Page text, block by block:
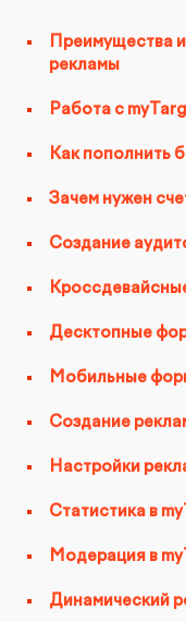
Интеграция и
Настройка
Преимущества
рекламы
Работа с
Как пополнить
Зачем нужен
Создание
Десктопные
Мобильные
Создание
Настройки
Статистика в
Модерация в
Динамический